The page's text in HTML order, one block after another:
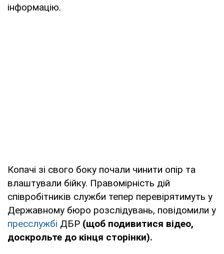
інформацію.
Копачі зі свого боку почали чинити опір та
влаштували бійку. Правомірність дій
співробітників служби тепер перевірятимуть у
Державному бюро розслідувань, повідомили у
пресслужбі ДБР (щоб подивитися відео,
доскрольте до кінця сторінки).